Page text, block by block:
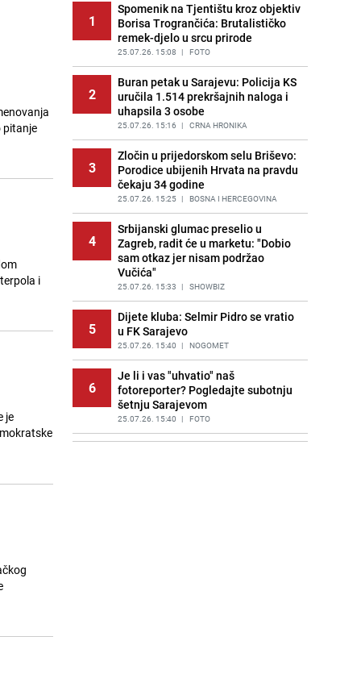
pitanje
i
je
PRIJE OKO 21H | BOSNA I HERCEGOVINA
Gosti iz Njemačke napravili požar u
apartmanu u Istri, vlasniku se
smijali i pokazivali srednji prst
PRIJE 2 DANA | REGIJA
Kako očistiti staklo od tuš-kabina:
Jednostavni savjeti za očuvanje
sjaja
PRIJE 1 DAN | ŽIVOT I STIL
Očistite rernu bez hemikalija:
Poznata stručnjakinja dijeli savjete
PRIJE 2 DANA | ŽIVOT I STIL
15
Novi detalji istrage: Ruske službe
otkrile moguć uzrok tragedije bh.
planinara na Elbrusu
PRIJE 2 DANA | SVIJET
1
Spomenik na Tjentištu kroz objektiv
Borisa Trogrančića: Brutalističko
remek-djelo u srcu prirode
25.07.26. 15:08 | FOTO
2
Buran petak u Sarajevu: Policija KS
uručila 1.514 prekršajnih naloga i
uhapsila 3 osobe
25.07.26. 15:16 | CRNA HRONIKA
3
Zločin u prijedorskom selu Briševo:
Porodice ubijenih Hrvata na pravdu
čekaju 34 godine
25.07.26. 15:25 | BOSNA I HERCEGOVINA
4
Srbijanski glumac preselio u
Zagreb, radit će u marketu: "Dobio
sam otkaz jer nisam podržao
Vučića"
25.07.26. 15:33 | SHOWBIZ
5
Dijete kluba: Selmir Pidro se vratio
u FK Sarajevo
25.07.26. 15:40 | NOGOMET
6
Je li i vas "uhvatio" naš
fotoreporter? Pogledajte subotnju
šetnju Sarajevom
25.07.26. 15:40 | FOTO